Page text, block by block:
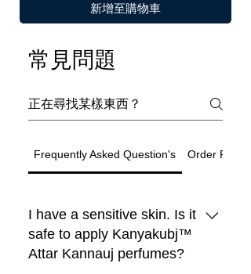
新增至購物車
Traditional Attar Set
Black Moon Perfume
Boya
新到貨
新到貨
Luxury
Choya Nakh Attar
Shamamatul Amber | Shamama Attar |
Eau De Parfum | Discovery Set | 5
Best seller
Sandal Log
Rosentia Air Freshner
Chandan Tika / Tilak 100% Pure
limited
Paan
常見問題
Frequently Asked Question's Order
I have a sensitive skin. Is it
safe to apply Kanyakubj™
Attar Kannauj perfumes?